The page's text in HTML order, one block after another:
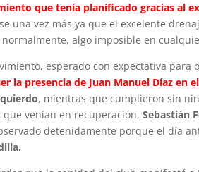
que tenía planificado gracias al
una vez más ya que el excelente
algo imposible en
esperado con expectativa
la presencia de Juan Manuel Díaz en
, mientras que cumplieron sin
que venían en recuperación,Sebastián
detenidamente porque el día